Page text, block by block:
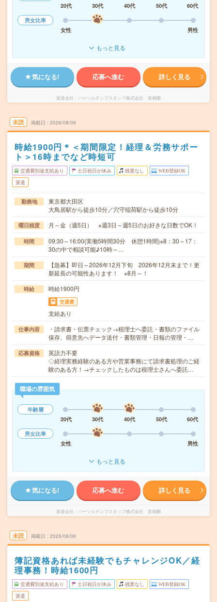
20代
30代 40代 50代
60代
男女比率
女性
男性
もっと見る
気になる! 応募へ進む 詳しく見る
派遣会社 パーソルテンプスタッフ株式会社 首都圏
未読 掲載日 2026/08/06
時給1900円＊＜期間限定！経理＆労務サポー
ト＞16時までなど時短可
交通費別途支給あり 土日祝日が休み 残業なし WEB登録OK
派遣
勤務地
東京都大田区
大鳥居駅から徒歩10分／穴守稲荷駅から徒歩10分
曜日頻度 月～金（週5日） ※週3日～週5日のお好きな日数でOK！
時間
09:30～16:00(実働5時間30分 休憩1時間)※8：30～17：
30の中で相談可能♪10時～…
期間
【急募】即日～2026年12月下旬 2026年12月末まで！更
新延長の可能性あります！ ※8月～！
時給 時給1900円
交通費
支給あり
仕事内容
・請求書・伝票チェック→税理士へ委託・書類のファイル
保存、得意先へデータ送付・書類管理・日報の管理・…
応募資格
英語力不要
◇経理実務経験のある方や営業事務にて請求書処理のご経
験のある方！→チェックしたものは税理士さんへ委託…
職場の雰囲気
年齢層
20代
30代 40代 50代
60代
男女比率
女性
男性
もっと見る
気になる! 応募へ進む 詳しく見る
派遣会社 パーソルテンプスタッフ株式会社 首都圏
未読 掲載日 2026/08/06
簿記資格あれば未経験でもチャレンジOK／経
理事務！時給1600円
交通費別途支給あり 土日祝日が休み 残業なし WEB登録OK
派遣